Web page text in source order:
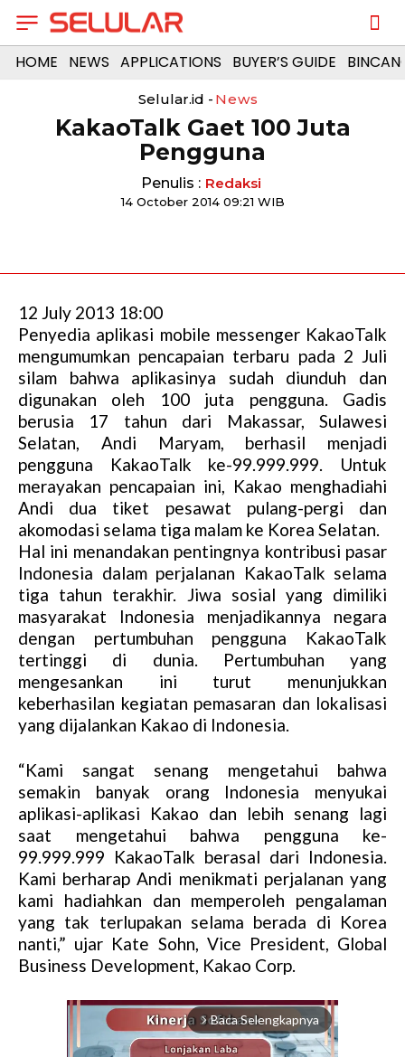
HOME NEWS APPLICATIONS BUYER’S GUIDE
Selular.id - News
KakaoTalk Gaet 100 Juta
Pengguna
Penulis : Redaksi
14 October 2014 09:21 WIB
12 July 2013 18:00
Penyedia aplikasi mobile messenger KakaoTalk
mengumumkan pencapaian terbaru pada 2 Juli
silam bahwa aplikasinya sudah diunduh dan
digunakan oleh 100 juta pengguna. Gadis
berusia 17 tahun dari Makassar, Sulawesi
Selatan, Andi Maryam, berhasil menjadi
pengguna KakaoTalk ke-99.999.999. Untuk
merayakan pencapaian ini, Kakao menghadiahi
Andi dua tiket pesawat pulang-pergi dan
akomodasi selama tiga malam ke Korea Selatan.
Hal ini menandakan pentingnya kontribusi pasar
Indonesia dalam perjalanan KakaoTalk selama
tiga tahun terakhir. Jiwa sosial yang dimiliki
masyarakat Indonesia menjadikannya negara
dengan pertumbuhan pengguna KakaoTalk
tertinggi di dunia. Pertumbuhan yang
mengesankan ini turut menunjukkan
keberhasilan kegiatan pemasaran dan lokalisasi
yang dijalankan Kakao di Indonesia.
“Kami sangat senang mengetahui bahwa
semakin banyak orang Indonesia menyukai
aplikasi-aplikasi Kakao dan lebih senang lagi
saat mengetahui bahwa pengguna ke-
99.999.999 KakaoTalk berasal dari Indonesia.
Kami berharap Andi menikmati perjalanan yang
kami hadiahkan dan memperoleh pengalaman
yang tak terlupakan selama berada di Korea
nanti,” ujar Kate Sohn, Vice President, Global
Business Development, Kakao Corp.
arrow_forward_ios Baca Selengkapnya